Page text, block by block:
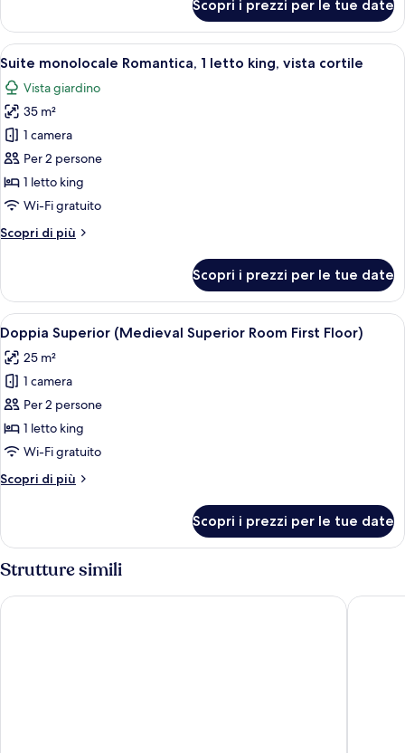
Deluxe,
vista
cortile
Scopri i prezzi per le tue date
Apri
tutte
le
foto
per
Suite
monolocale
Romantica,
letto
cortile
Camera da letto con soffitto in
12
Suite monolocale Romantica, 1 letto king, vista cortile
Vista giardino
35 m²
1 camera
Per 2 persone
1 letto king
Wi-Fi gratuito
Scopri di più
Altri
monolocale
Romantica,
1
letto
king,
vista
Scopri i prezzi per le tue date
Apri
tutte
le
foto
per
Doppia
Superior
Superior
Floor)
Una camera da letto con un letto,
4
Doppia Superior (Medieval Superior Room First Floor)
25 m²
1 camera
Per 2 persone
1 letto king
Wi-Fi gratuito
Scopri di più
Altri
Superior
Superior
First
Scopri i prezzi per le tue date
Strutture simili
S. Nikolis Historic Boutique Hotel 10GR